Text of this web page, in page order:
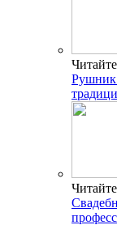
Рушник